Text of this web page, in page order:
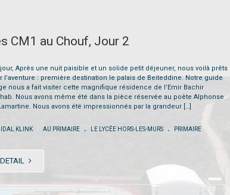
CM1 au Chouf, Jour 2
Après une nuit paisible et un solide petit déjeuner, nous voilà prêts
l’aventure : première destination le palais de Beiteddine. Notre guide
nous a fait visiter cette magnifique résidence de l’Emir Bachir
Nous avons même été dans la pièce réservée au poète Alphonse
Nous avons été impressionnés par la grandeur […]
KLINK AU PRIMAIRE . LE LYCÉE HORS-LES-MURS . PRIMAIRE
DETAIL